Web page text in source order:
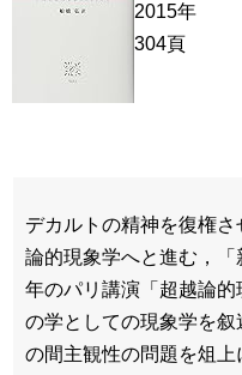
2015年
304頁
デカルトの精神を復権
論的現象学へと進む，
年のパリ講演「超越論
の学としての現象学を
の間主観性の問題を俎